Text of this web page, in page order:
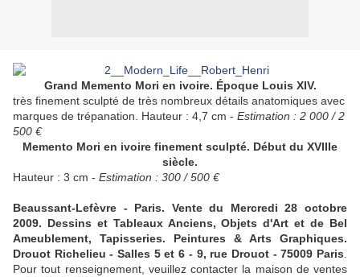
Grand Memento Mori en ivoire. Époque Louis XIV.
très finement sculpté de très nombreux détails anatomiques avec
marques de trépanation. Hauteur : 4,7 cm - Estimation : 2 000 / 2
500 €
Memento Mori en ivoire finement sculpté. Début du XVIIIe
siècle.
Hauteur : 3 cm - Estimation : 300 / 500 €
Beaussant-Lefèvre - Paris. Vente du Mercredi 28 octobre
2009. Dessins et Tableaux Anciens, Objets d'Art et de Bel
Ameublement, Tapisseries. Peintures & Arts Graphiques.
Drouot Richelieu - Salles 5 et 6 - 9, rue Drouot - 75009 Paris
Pour tout renseignement, veuillez contacter la maison de ventes